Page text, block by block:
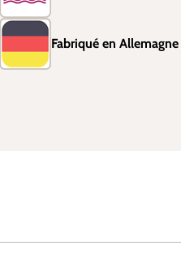
Fabriqué en Allemagne